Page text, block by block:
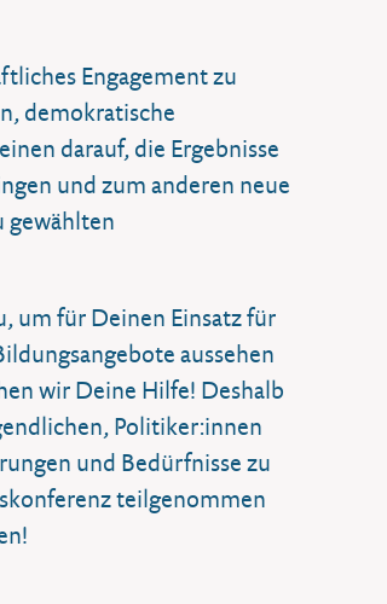
Engagement zu
demokratische
darauf, die Ergebnisse
und zum anderen neue
gewählten
um für Deinen Einsatz für
aussehen
wir Deine Hilfe! Deshalb
Politiker:innen
und Bedürfnisse zu
teilgenommen